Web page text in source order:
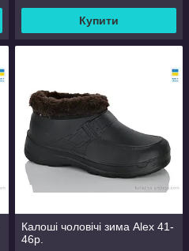
Купити
Калоші чоловічі зима Alex 41-
46р.